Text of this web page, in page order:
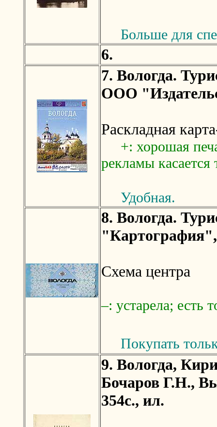
Больше для
6.
7. Вологда.
ООО
Раскладная
+: хорошая
рекламы касается
Удобная.
8. Вологда.
"Картография",
Схема центра
–: устарела; есть
Покупать
9. Вологда,
Бочаров Г.Н.,
354с., ил.